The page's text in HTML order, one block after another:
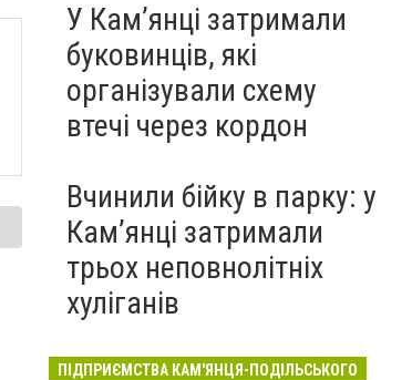
У Кам’янці затримали
буковинців, які
організували схему
втечі через кордон
Вчинили бійку в парку: у
Кам’янці затримали
трьох неповнолітніх
хуліганів
ПІДПРИЄМСТВА КАМ'ЯНЦЯ-ПОДІЛЬСЬКОГО